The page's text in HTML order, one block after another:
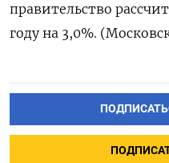
правительство
году на 3,0%.